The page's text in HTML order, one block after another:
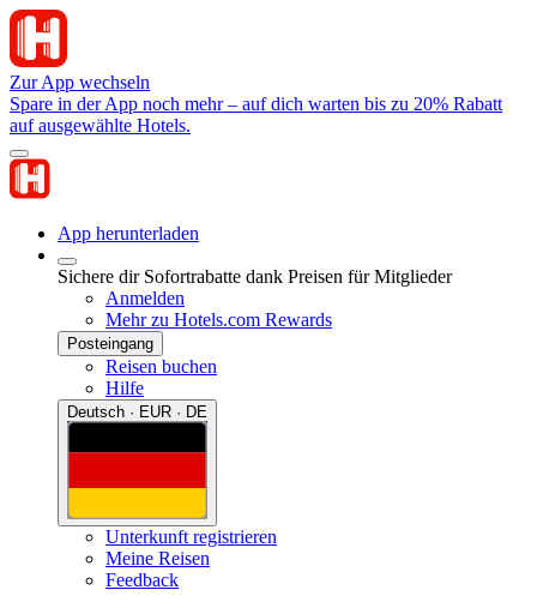
Zur App wechseln
Spare in der App noch mehr – auf dich warten bis zu 20% Rabatt
auf ausgewählte Hotels.
App herunterladen
Sichere dir Sofortrabatte dank Preisen für Mitglieder
Anmelden
Mehr zu Hotels.com Rewards
Posteingang
Reisen buchen
Hilfe
Deutsch · EUR · DE
Unterkunft registrieren
Meine Reisen
Feedback